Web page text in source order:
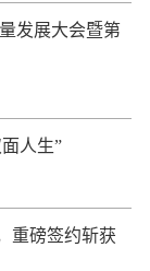
发展大会暨第
人生”
重磅签约斩获